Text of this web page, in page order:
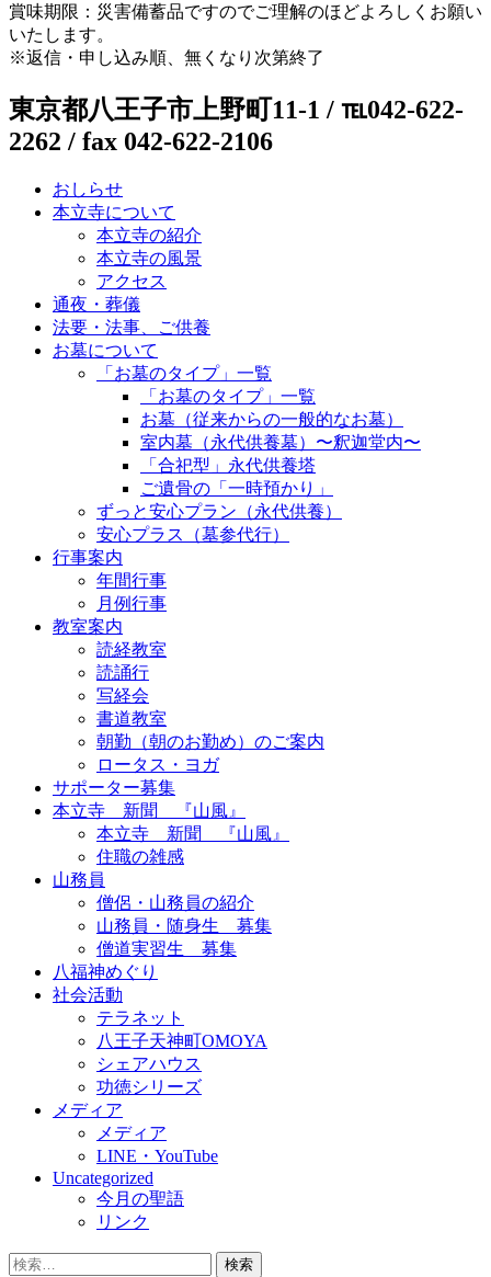
賞味期限：災害備蓄品ですのでご理解のほどよろしくお願い
いたします。
※返信・申し込み順、無くなり次第終了
東京都八王子市上野町11-1 / ℡042-622-
2262 / fax 042-622-2106
おしらせ
本立寺について
本立寺の紹介
本立寺の風景
アクセス
通夜・葬儀
法要・法事、ご供養
お墓について
「お墓のタイプ」一覧
「お墓のタイプ」一覧
お墓（従来からの一般的なお墓）
室内墓（永代供養墓）〜釈迦堂内〜
「合祀型」永代供養塔
ご遺骨の「一時預かり」
ずっと安心プラン（永代供養）
安心プラス（墓参代行）
行事案内
年間行事
月例行事
教室案内
読経教室
読誦行
写経会
書道教室
朝勤（朝のお勤め）のご案内
ロータス・ヨガ
サポーター募集
本立寺 新聞 『山風』
本立寺 新聞 『山風』
住職の雑感
山務員
僧侶・山務員の紹介
山務員・随身生 募集
僧道実習生 募集
八福神めぐり
社会活動
テラネット
八王子天神町OMOYA
シェアハウス
功徳シリーズ
メディア
メディア
LINE・YouTube
Uncategorized
今月の聖語
リンク
検